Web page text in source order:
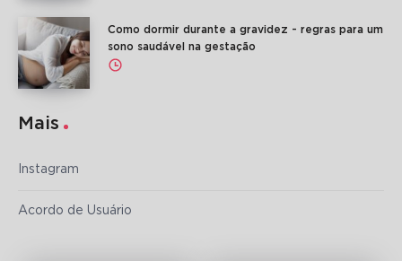
Como dormir durante a gravidez - regras para um
sono saudável na gestação
Mais
Instagram
Acordo de Usuário